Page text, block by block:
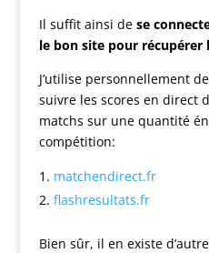
Il suffit ainsi de se
le bon site pour récupérer
J’utilise personnellement
suivre les scores en direct
matchs sur une quantité
compétition:
matchendirect.fr
flashresultats.fr
Bien sûr, il en existe